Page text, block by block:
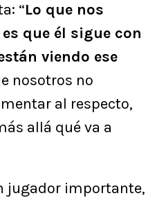
“Lo que nos
que él sigue con
viendo ese
nosotros no
al respecto,
allá qué va a
jugador importante,